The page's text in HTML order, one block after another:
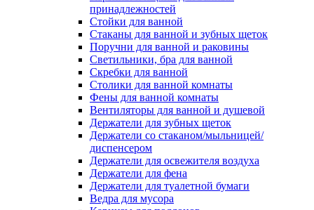
принадлежностей
Стойки для ванной
Стаканы для ванной и зубных щеток
Поручни для ванной и раковины
Светильники, бра для ванной
Скребки для ванной
Столики для ванной комнаты
Фены для ванной комнаты
Вентиляторы для ванной и душевой
Держатели для зубных щеток
Держатели со стаканом/мыльницей/
диспенсером
Держатели для освежителя воздуха
Держатели для фена
Держатели для туалетной бумаги
Ведра для мусора